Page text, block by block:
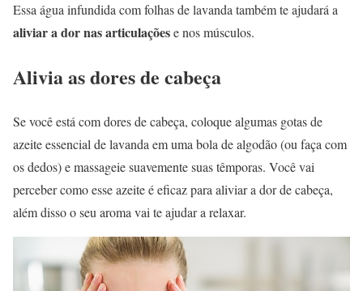
Essa água infundida com folhas de lavanda também te ajudará a
aliviar a dor nas articulaçõese nos músculos.
Alivia as dores de cabeça
Se você está com dores de cabeça, coloque algumas gotas de
azeite essencial de lavanda em uma bola de algodão (ou faça com
os dedos) e massageie suavemente suas têmporas. Você vai
perceber como esse azeite é eficaz para aliviar a dor de cabeça,
além disso o seu aroma vai te ajudar a relaxar.